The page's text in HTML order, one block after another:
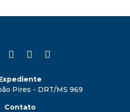
Pires - DRT/MS 969
Contato